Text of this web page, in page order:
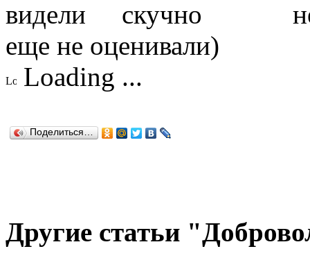
еще не оценивали)
Loading ...
Поделиться…
Другие статьи